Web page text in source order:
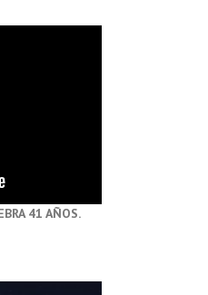
41 AÑOS.